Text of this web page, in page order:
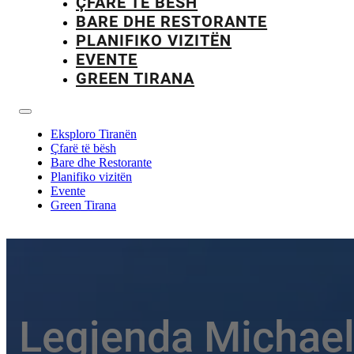
BARE DHE RESTORANTE
PLANIFIKO VIZITËN
EVENTE
GREEN TIRANA
Eksploro Tiranën
Çfarë të bësh
Bare dhe Restorante
Planifiko vizitën
Evente
Green Tirana
Legjenda Michael